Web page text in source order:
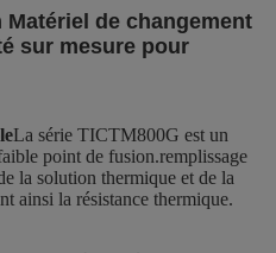
de changement
sur mesure pour
La série TICTM800G est un
point de fusion.remplissage
la solution thermique et de la
ainsi la résistance thermique.